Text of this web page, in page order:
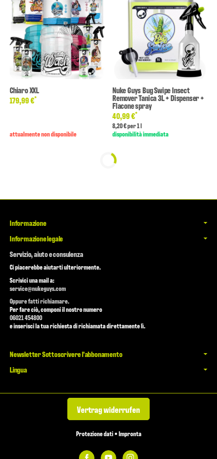
Chiaro XXL
179,99 €*
attualmente non disponibile
Nuke Guys Bug Swipe Insect
Remover Tanica 3L + Dispenser +
Flacone spray
40,99 €*
8,20 € per 1 l
disponibilità immediata
Informazione
Informazione legale
Servizio, aiuto e consulenza
Ci piacerebbe aiutarti ulteriormente.
Scrivici una mail a:
service@nukeguys.com
Oppure fatti richiamare.
Per fare ciò, componi il nostro numero
06021 454800
e inserisci la tua richiesta di richiamata direttamente lì.
Newsletter Sottoscrivere l'abbonamento
Lingua
Vertrag widerrufen
Protezione dati•Impronta